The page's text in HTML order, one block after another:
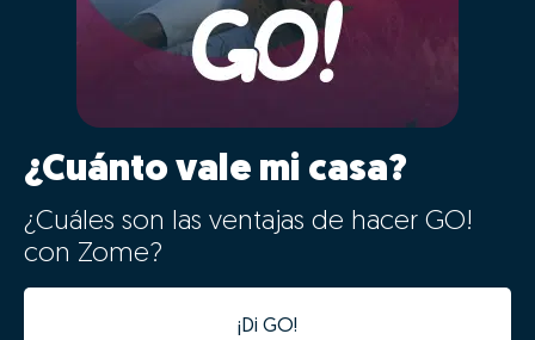
¿Cuánto vale mi casa?
¿Cuáles son las ventajas de hacer GO!
con Zome?
¡Di GO!